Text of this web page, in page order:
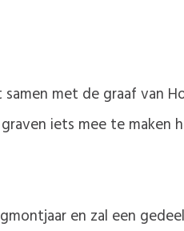
met de graaf van
iets mee te maken
en zal een